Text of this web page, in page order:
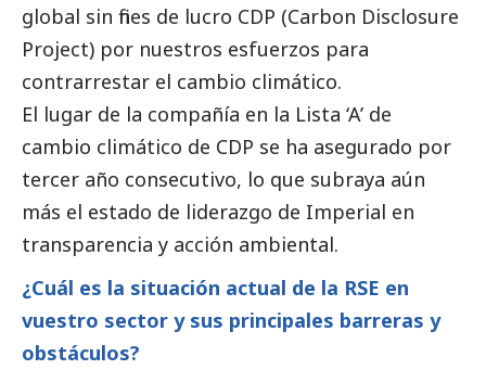
global sin fines de lucro CDP (Carbon Disclosure
Project) por nuestros esfuerzos para
contrarrestar el cambio climático.
El lugar de la compañía en la Lista ‘A’ de
cambio climático de CDP se ha asegurado por
tercer año consecutivo, lo que subraya aún
más el estado de liderazgo de Imperial en
transparencia y acción ambiental.
¿Cuál es la situación actual de la RSE en
vuestro sector y sus principales barreras y
obstáculos?